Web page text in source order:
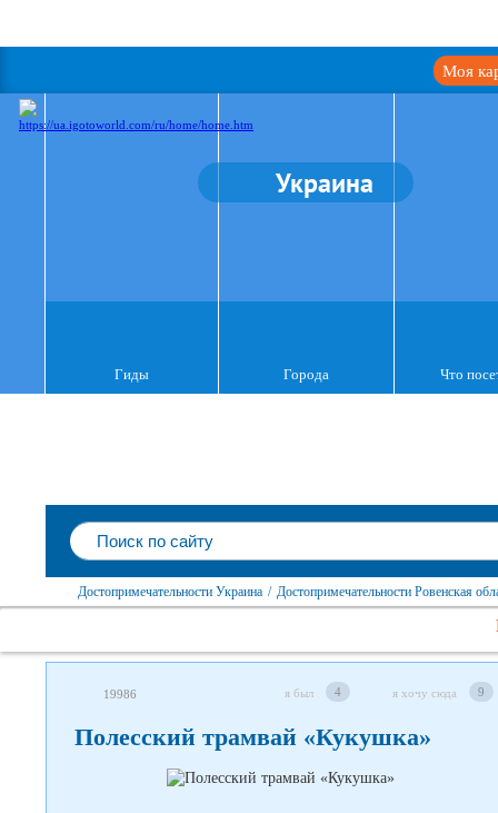
Моя
Украина
Гиды Города Что
Достопримечательности Украина / Достопримечательности Ровенская
19986 я был 4 я хочу сюда 9
Полесский трамвай «Кукушка»